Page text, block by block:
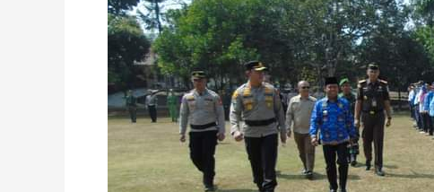
Kopli
Hadiri
Apel
Gelar
Pasukan
Mantap
Brata